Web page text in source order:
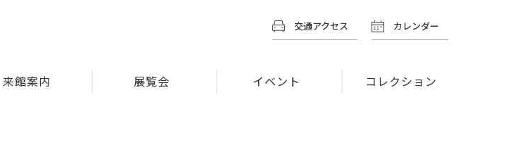
交通アクセス カレンダー
来館案内 展覧会 イベント コレクション